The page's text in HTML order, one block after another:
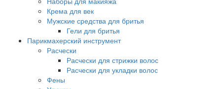
Крема для век
Мужские средства для бритья
Гели для бритья
Парикмахерский инструмент
Расчески
Расчески для стрижки волос
Расчески для укладки волос
Фены